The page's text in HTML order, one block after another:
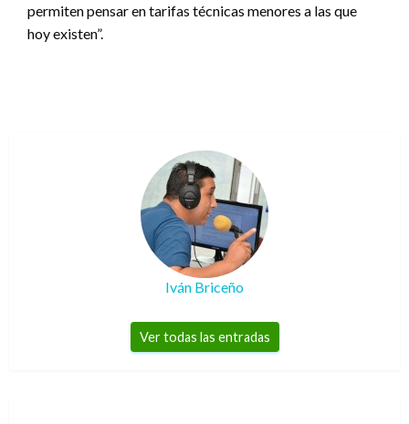
permiten pensar en tarifas técnicas menores a las que
hoy existen”.
Iván Briceño
Ver todas las entradas